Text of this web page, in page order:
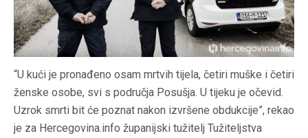
“U kući je pronađeno osam mrtvih tijela, četiri muške i četiri
ženske osobe, svi s područja Posušja. U tijeku je očevid.
Uzrok smrti bit će poznat nakon izvršene obdukcije”, rekao
je za Hercegovina.info županijski tužitelj Tužiteljstva